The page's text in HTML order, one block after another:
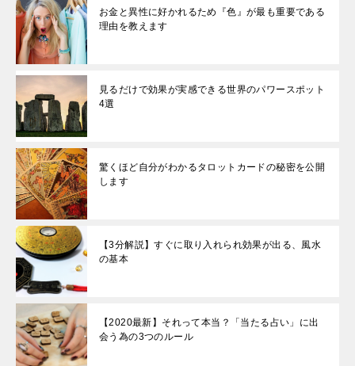
お金と異性に好かれるため『色』が最も重要である
理由を教えます
見るだけで効果が実感できる世界のパワースポット
4選
驚くほど自分がわかるタロットカードの秘密を公開
します
【3分解説】すぐに取り入れられ効果が出る、風水
の基本
【2020最新】それって本当？「当たる占い」に出
会う為の3つのルール